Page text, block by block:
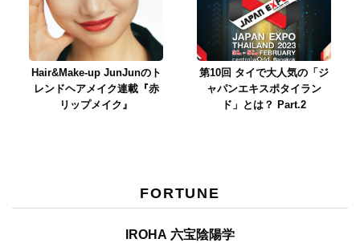
Hair&Make-up JunJunのト
レンドヘアメイク連載『赤
リップメイク』
第10回 タイで大人気の「ジ
ャパンエキスポタイラン
ド」とは？ Part.2
FORTUNE
IROHA 六宝陰陽学